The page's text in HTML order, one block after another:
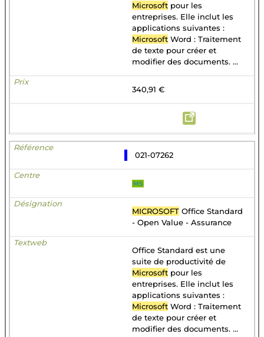
Microsoft pour les
entreprises. Elle inclut les
applications suivantes :
Microsoft Word : Traitement
de texte pour créer et
modifier des documents. ...
340,91 €
021-07262
MS
MICROSOFT Office Standard
- Open Value - Assurance
Office Standard est une
suite de productivité de
Microsoft pour les
entreprises. Elle inclut les
applications suivantes :
Microsoft Word : Traitement
de texte pour créer et
modifier des documents. ...